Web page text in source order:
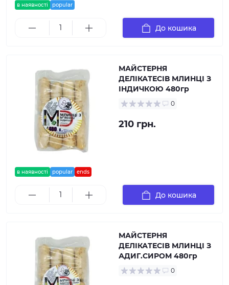
в наявності popular
До кошика
в наявності popular ends
МАЙСТЕРНЯ
ДЕЛІКАТЕСІВ МЛИНЦІ З
ІНДИЧКОЮ 480гр
0
210 грн.
До кошика
МАЙСТЕРНЯ
ДЕЛІКАТЕСІВ МЛИНЦІ З
АДИГ.СИРОМ 480гр
0